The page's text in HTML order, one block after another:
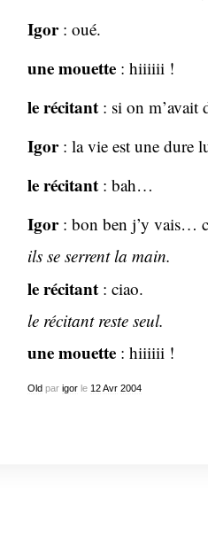
Igor: oué.
une mouette: hiiiiii !
le récitant: si on m’avait
Igor: la vie est une dure
le récitant: bah…
Igor: bon ben j’y vais…
ils se serrent la main.
le récitant: ciao.
le récitant reste seul.
une mouette: hiiiiii !
Oldpar igorle 12 Avr 2004